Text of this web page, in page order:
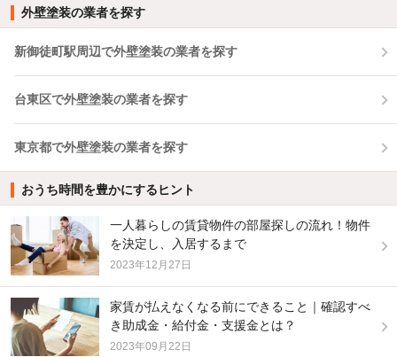
外壁塗装の業者を探す
新御徒町駅周辺で外壁塗装の業者を探す
台東区で外壁塗装の業者を探す
東京都で外壁塗装の業者を探す
おうち時間を豊かにするヒント
一人暮らしの賃貸物件の部屋探しの流れ！物件
を決定し、入居するまで
2023年12月27日
家賃が払えなくなる前にできること｜確認すべ
き助成金・給付金・支援金とは？
2023年09月22日